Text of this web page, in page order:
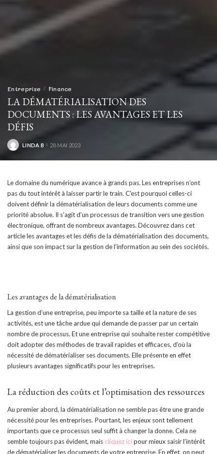
Entreprise Finance
LA DÉMATÉRIALISATION DES
DOCUMENTS : LES AVANTAGES ET LES
DÉFIS
POSTED
LINDA B 28 MAI 2023
Le domaine du numérique avance à grands pas. Les entreprises n’ont
pas du tout intérêt à laisser partir le train. C’est pourquoi celles-ci
doivent définir la dématérialisation de leurs documents comme une
priorité absolue. Il s’agit d’un processus de transition vers une gestion
électronique, offrant de nombreux avantages. Découvrez dans cet
article les avantages et les défis de la dématérialisation des documents,
ainsi que son impact sur la gestion de l’information au sein des sociétés.
Les avantages de la dématérialisation
La gestion d’une entreprise, peu importe sa taille et la nature de ses
activités, est une tâche ardue qui demande de passer par un certain
nombre de processus. Et une entreprise qui souhaite rester compétitive
doit adopter des méthodes de travail rapides et efficaces, d’où la
nécessité de dématérialiser ses documents. Elle présente en effet
plusieurs avantages significatifs pour les entreprises.
La réduction des coûts et l’optimisation des ressources
Au premier abord, la dématérialisation ne semble pas être une grande
nécessité pour les entreprises. Pourtant, les enjeux sont tellement
importants que ce processus seul suffit à changer la donne. Cela ne
semble toujours pas évident, mais cliquez icipour mieux saisir l’intérêt
de dématérialiser les documents de votre entreprise. En effet, on peut